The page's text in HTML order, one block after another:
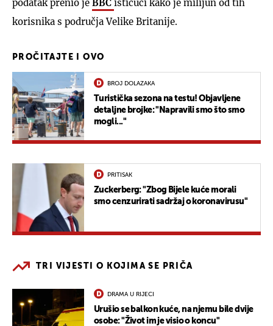
podatak prenio je BBC ističući kako je milijun od tih
korisnika s područja Velike Britanije.
PROČITAJTE I OVO
BROJ DOLAZAKA
Turistička sezona na testu! Objavljene
detaljne brojke: "Napravili smo što smo
mogli..."
PRITISAK
Zuckerberg: "Zbog Bijele kuće morali
smo cenzurirati sadržaj o koronavirusu"
TRI VIJESTI O KOJIMA SE PRIČA
DRAMA U RIJECI
Urušio se balkon kuće, na njemu bile dvije
osobe: "Život im je visio o koncu"